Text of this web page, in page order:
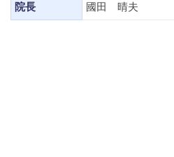
院長 國田 晴夫